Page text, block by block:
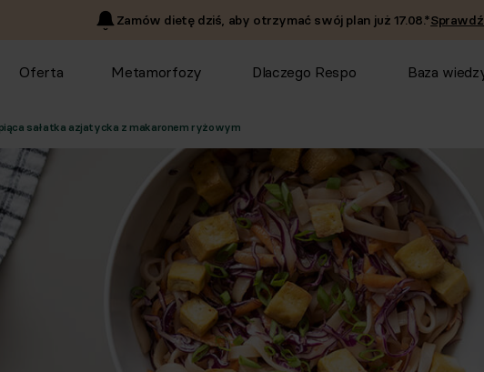
Zamów dietę dziś, aby otrzymać swój plan już 17.08.*
Oferta Metamorfozy Dlaczego Respo Baza
sałatka azjatycka z makaronem ryżowym